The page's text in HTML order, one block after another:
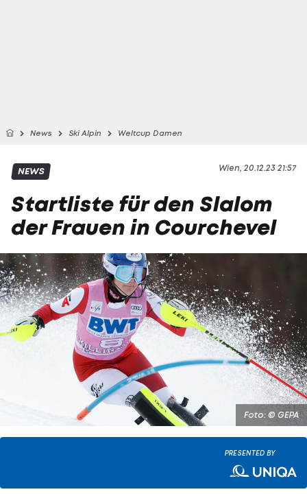
News Ski Alpin Weltcup Damen
Wien, 20.12.23 21:57
NEWS
Startliste für den Slalom
der Frauen in Courchevel
Foto: © GEPA
PRESENTED BY